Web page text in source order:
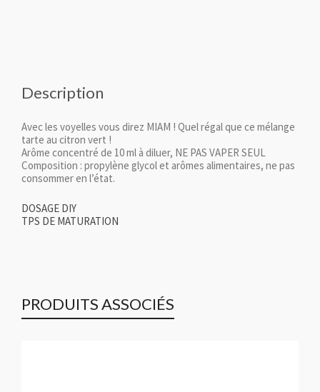
Description
Avec les voyelles vous direz MIAM ! Quel régal que ce mélange
tarte au citron vert !
Arôme concentré de 10 ml à diluer, NE PAS VAPER SEUL
Composition : propylène glycol et arômes alimentaires, ne pas
consommer en l’état.
DOSAGE DIY
TPS DE MATURATION
PRODUITS ASSOCIÉS